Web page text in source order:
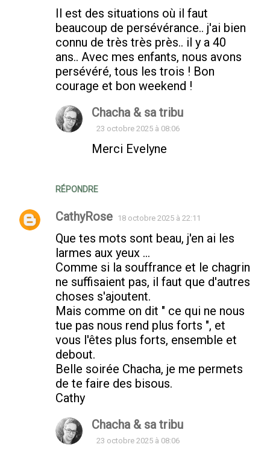
Il est des situations où il faut
beaucoup de persévérance.. j'ai bien
connu de très très près.. il y a 40
ans.. Avec mes enfants, nous avons
persévéré, tous les trois ! Bon
courage et bon weekend !
RÉPONDRE
Chacha & sa tribu
23 octobre 2025 à 08:06
Merci Evelyne
CathyRose 18 octobre 2025 à 22:11
Que tes mots sont beau, j'en ai les
larmes aux yeux ...
Comme si la souffrance et le chagrin
ne suffisaient pas, il faut que d'autres
choses s'ajoutent.
Mais comme on dit " ce qui ne nous
tue pas nous rend plus forts ", et
vous l'êtes plus forts, ensemble et
debout.
Belle soirée Chacha, je me permets
de te faire des bisous.
Cathy
Chacha & sa tribu
23 octobre 2025 à 08:06